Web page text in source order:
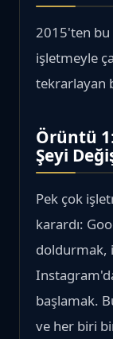
2015'ten bu
işletmeyle
tekrarlayan
Örüntü
Şeyi
Pek çok
karardı:
doldurmak,
başlamak.
ve her biri